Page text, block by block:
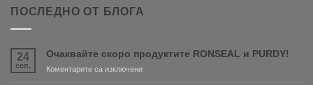
ПОСЛЕДНО ОТ БЛОГА
24
сеп.
Очаквайте скоро продуктите RONSEAL и PURDY!
Коментарите са изключениза